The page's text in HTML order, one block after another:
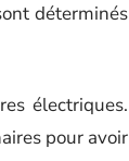
déterminés
électriques.
pour avoir